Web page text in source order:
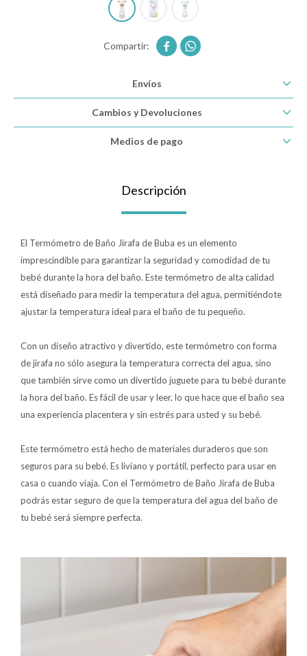
 
Envíos
Cambios y Devoluciones
Medios de pago
Descripción
El Termómetro de Baño Jirafa de Buba es un elemento
imprescindible para garantizar la seguridad y comodidad de tu
bebé durante la hora del baño. Este termómetro de alta calidad
está diseñado para medir la temperatura del agua, permitiéndote
ajustar la temperatura ideal para el baño de tu pequeño.
Con un diseño atractivo y divertido, este termómetro con forma
de jirafa no sólo asegura la temperatura correcta del agua, sino
que también sirve como un divertido juguete para tu bebé durante
la hora del baño. Es fácil de usar y leer, lo que hace que el baño sea
una experiencia placentera y sin estrés para usted y su bebé.
Este termómetro está hecho de materiales duraderos que son
seguros para su bebé. Es liviano y portátil, perfecto para usar en
casa o cuando viaja. Con el Termómetro de Baño Jirafa de Buba
podrás estar seguro de que la temperatura del agua del baño de
tu bebé será siempre perfecta.
Bolsos y mochilas maternales
Gift cards
Nuevos
Sale
Contacto